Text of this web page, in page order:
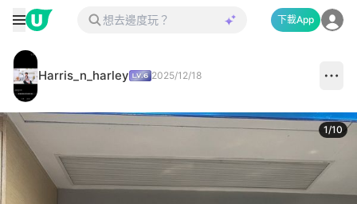
下載App
Harris_n_harley 2025/12/18
1/10